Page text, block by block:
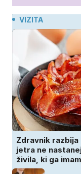
VIZITA
Zdravnik
jetra ne
živila, ki ga